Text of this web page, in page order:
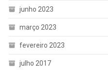
junho 2023
março 2023
fevereiro 2023
julho 2017